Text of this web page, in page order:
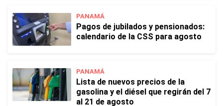
PANAMÁ
Pagos de jubilados y pensionados:
calendario de la CSS para agosto
PANAMÁ
Lista de nuevos precios de la
gasolina y el diésel que regirán del 7
al 21 de agosto